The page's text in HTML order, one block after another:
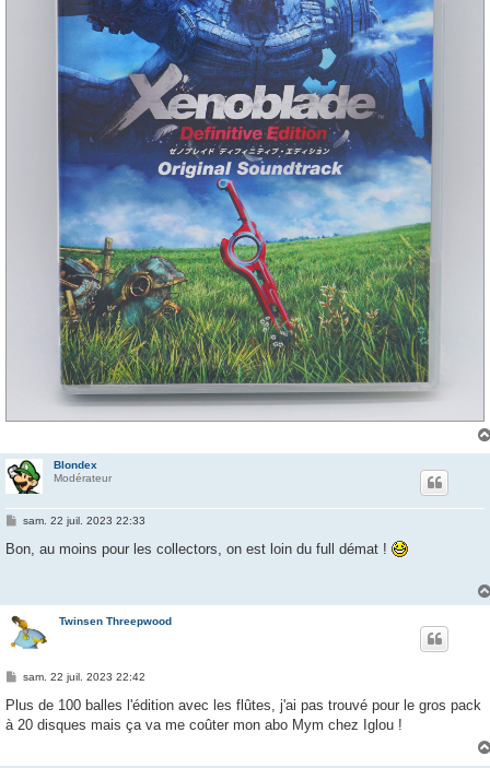
Blondex
Modérateur
M
s
sam. 22 juil. 2023 22:33
Bon, au moins pour les collectors, on est loin du full démat !
Twinsen Threepwood
M
s
a
sam. 22 juil. 2023 22:42
Plus de 100 balles l'édition avec les flûtes, j'ai pas trouvé pour le gros pack
à 20 disques mais ça va me coûter mon abo Mym chez Iglou !